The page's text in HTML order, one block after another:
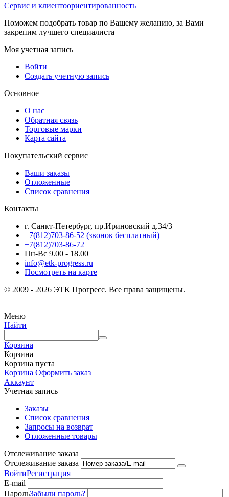
Сервис и клиентоориентированность
Поможем подобрать товар по Вашему желанию, за Вами
закрепим лучшего специалиста
Моя учетная запись
Войти
Создать учетную запись
Основное
О нас
Обратная связь
Торговые марки
Карта сайта
Покупательский сервис
Ваши заказы
Отложенные
Список сравнения
Контакты
г. Санкт-Петербург, пр.Ириновский д.34/3
+7(812)703-86-52 (звонок бесплатный)
+7(812)703-86-72
Пн-Вс 9.00 - 18.00
info@etk-progress.ru
Посмотреть на карте
© 2009 - 2026 ЭТК Прогресс. Все права защищены.
Меню
Найти
Корзина
Корзина
Корзина пуста
Корзина Оформить заказ
Аккаунт
Учетная запись
Заказы
Список сравнения
Запросы на возврат
Отложенные товары
Отслеживание заказа
Отслеживание заказа
ВойтиРегистрация
E-mail
ПарольЗабыли пароль?